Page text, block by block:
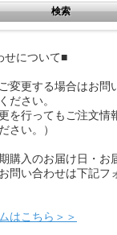
せについて■
変更する場合はお問
ださい。
を行ってもご注文
さい。）
購入のお届け日・お
問い合わせは下記フ
はこちら＞＞